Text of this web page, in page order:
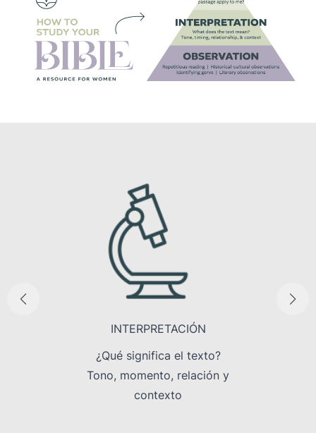
INTERPRETACIÓN
¿Qué significa el texto?
Tono, momento, relación y
contexto